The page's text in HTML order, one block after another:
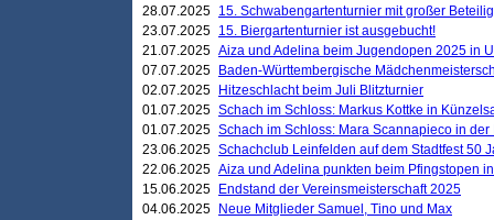
28.07.2025 15. Schwabengartenturnier mit großer
23.07.2025 15. Biergartenturnier ist ausgebucht!
21.07.2025 Aiza und Adelina beim Jugendopen 2025 in
07.07.2025
Baden-Württembergische
02.07.2025
Hitzeschlacht beim Juli Blitzturnier
01.07.2025 Schach im Schloss: Markus Kottke in
01.07.2025 Schach im Schloss: Mara Scannapieco in der
23.06.2025 Schachclub Leinfelden auf dem Stadtfest 50
22.06.2025 Aiza und Adelina punkten beim Pfingstopen
15.06.2025
Endstand der Vereinsmeisterschaft 2025
04.06.2025
Neue Mitglieder Samuel, Tino und Max